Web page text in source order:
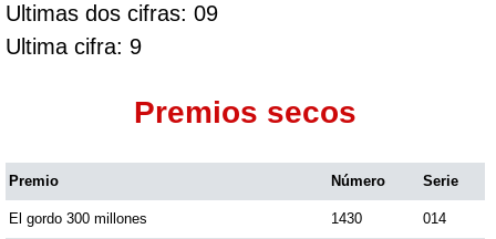
Ultimas dos cifras: 09
Ultima cifra: 9
Premios secos
Premio Número Serie
El gordo 300 millones 1430 014